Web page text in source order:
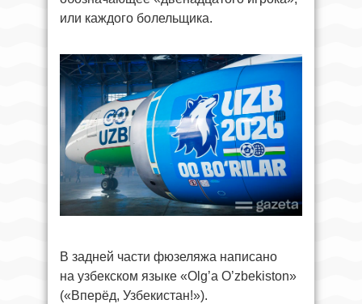
или каждого болельщика.
В задней части фюзеляжа написано
на узбекском языке «Olg’a O’zbekiston»
(«Вперёд, Узбекистан!»).